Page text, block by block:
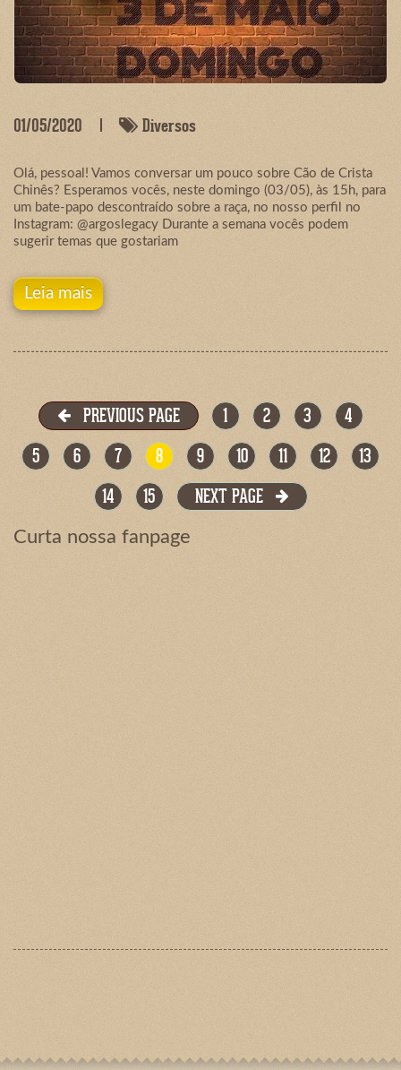
01/05/2020 Diversos
Olá, pessoal! Vamos conversar um pouco sobre Cão de Crista
Chinês? Esperamos vocês, neste domingo (03/05), às 15h, para
um bate-papo descontraído sobre a raça, no nosso perfil no
Instagram: @argoslegacy Durante a semana vocês podem
sugerir temas que gostariam
Leia mais
PREVIOUS PAGE 1 2 3
4
5
6 7 8 9 10 11 12
13
14
15 NEXT PAGE
Curta nossa fanpage